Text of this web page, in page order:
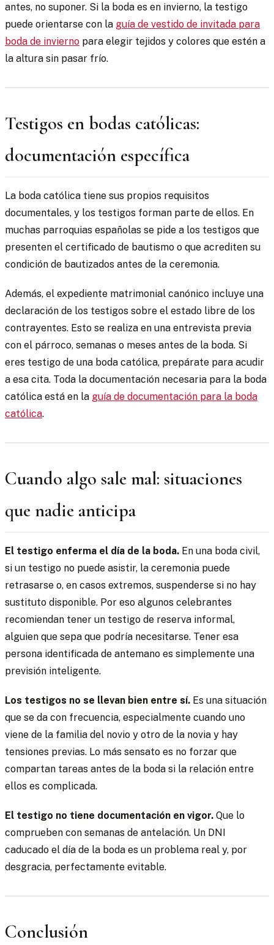
antes, no suponer. Si la boda es en invierno, la testigo
puede orientarse con la guía de vestido de invitada para
boda de invierno para elegir tejidos y colores que estén a
la altura sin pasar frío.
Testigos en bodas católicas:
documentación específica
La boda católica tiene sus propios requisitos
documentales, y los testigos forman parte de ellos. En
muchas parroquias españolas se pide a los testigos que
presenten el certificado de bautismo o que acrediten su
condición de bautizados antes de la ceremonia.
Además, el expediente matrimonial canónico incluye una
declaración de los testigos sobre el estado libre de los
contrayentes. Esto se realiza en una entrevista previa
con el párroco, semanas o meses antes de la boda. Si
eres testigo de una boda católica, prepárate para acudir
a esa cita. Toda la documentación necesaria para la boda
católica está en la guía de documentación para la boda
católica.
Cuando algo sale mal: situaciones
que nadie anticipa
El testigo enferma el día de la boda. En una boda civil,
si un testigo no puede asistir, la ceremonia puede
retrasarse o, en casos extremos, suspenderse si no hay
sustituto disponible. Por eso algunos celebrantes
recomiendan tener un testigo de reserva informal,
alguien que sepa que podría necesitarse. Tener esa
persona identificada de antemano es simplemente una
previsión inteligente.
Los testigos no se llevan bien entre sí. Es una situación
que se da con frecuencia, especialmente cuando uno
viene de la familia del novio y otro de la novia y hay
tensiones previas. Lo más sensato es no forzar que
compartan tareas antes de la boda si la relación entre
ellos es complicada.
El testigo no tiene documentación en vigor. Que lo
comprueben con semanas de antelación. Un DNI
caducado el día de la boda es un problema real y, por
desgracia, perfectamente evitable.
Conclusión